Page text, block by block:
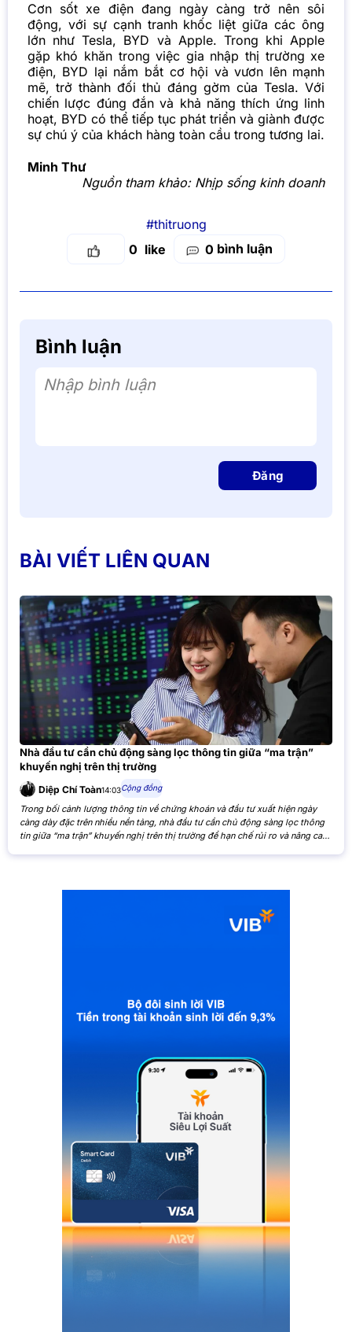
Cơn sốt xe điện đang ngày càng trở nên sôi
động, với sự cạnh tranh khốc liệt giữa các ông
lớn như Tesla, BYD và Apple. Trong khi Apple
gặp khó khăn trong việc gia nhập thị trường xe
điện, BYD lại nắm bắt cơ hội và vươn lên mạnh
mẽ, trở thành đối thủ đáng gờm của Tesla. Với
chiến lược đúng đắn và khả năng thích ứng linh
hoạt, BYD có thể tiếp tục phát triển và giành được
sự chú ý của khách hàng toàn cầu trong tương lai.
Minh Thư
Nguồn tham khảo: Nhịp sống kinh doanh
#thitruong
0
0 bình luận
Bình luận
Nhập bình luận
Đăng
BÀI VIẾT LIÊN QUAN
Nhà đầu tư cần chủ động sàng lọc thông tin giữa “ma trận”
khuyến nghị trên thị trường
Diệp Chí Toàn14:03Cộng đồng
Trong bối cảnh lượng thông tin về chứng khoán và đầu tư xuất hiện ngày
càng dày đặc trên nhiều nền tảng, nhà đầu tư cần chủ động sàng lọc thông
tin giữa “ma trận” khuyến nghị trên thị trường để hạn chế rủi ro và nâng cao